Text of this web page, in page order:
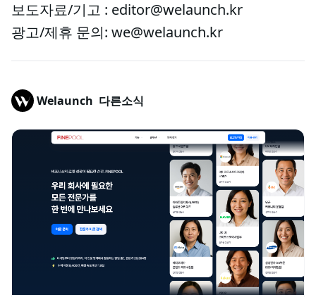
보도자료/기고 : editor@welaunch.kr
광고/제휴 문의: we@welaunch.kr
Welaunch 다른소식